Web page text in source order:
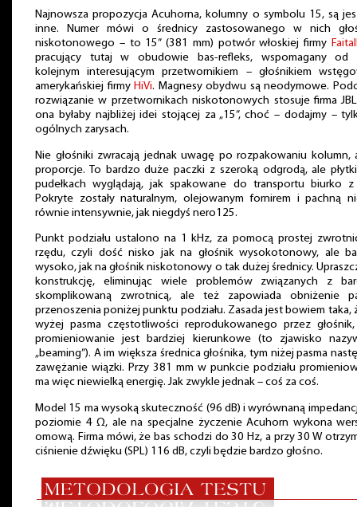
Najnowsza propozycja Acuhorna, kolumny o symbolu 15, są
inne. Numer mówi o średnicy zastosowanego w nich
niskotonowego – to 15” (381 mm) potwór włoskiej firmy
pracujący tutaj w obudowie bas-refleks, wspomagany od
kolejnym interesującym przetwornikiem – głośnikiem
amerykańskiej firmy HiVi. Magnesy obydwu są neodymowe.
rozwiązanie w przetwornikach niskotonowych stosuje firma
ona byłaby najbliżej idei stojącej za „15”, choć – dodajmy –
ogólnych zarysach.
Nie głośniki zwracają jednak uwagę po rozpakowaniu kolumn,
proporcje. To bardzo duże paczki z szeroką odgrodą, ale
pudełkach wyglądają, jak spakowane do transportu biurko z
Pokryte zostały naturalnym, olejowanym fornirem i pachną
równie intensywnie, jak niegdyś nero125.
Punkt podziału ustalono na 1 kHz, za pomocą prostej
rzędu, czyli dość nisko jak na głośnik wysokotonowy, ale
wysoko, jak na głośnik niskotonowy o tak dużej średnicy.
konstrukcję, eliminując wiele problemów związanych z
skomplikowaną zwrotnicą, ale też zapowiada obniżenie
przenoszenia poniżej punktu podziału. Zasada jest bowiem taka,
wyżej pasma częstotliwości reprodukowanego przez
promieniowanie jest bardziej kierunkowe (to zjawisko
„beaming”). A im większa średnica głośnika, tym niżej pasma
zawężanie wiązki. Przy 381 mm w punkcie podziału
ma więc niewielką energię. Jak zwykle jednak – coś za coś.
Model 15 ma wysoką skuteczność (96 dB) i wyrównaną
poziomie 4 Ω, ale na specjalne życzenie Acuhorn wykona
omową. Firma mówi, że bas schodzi do 30 Hz, a przy 30 W
ciśnienie dźwięku (SPL) 116 dB, czyli będzie bardzo głośno.